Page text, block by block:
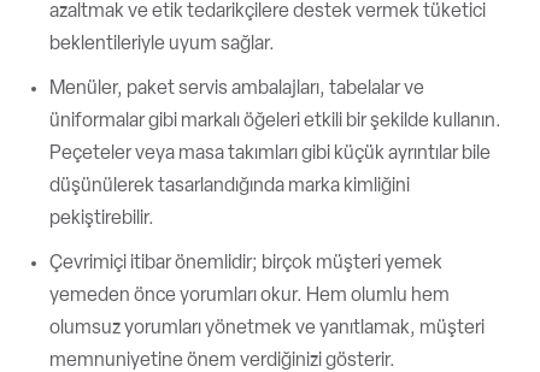
azaltmak ve etik tedarikçilere destek vermek tüketici
beklentileriyle uyum sağlar.
Menüler, paket servis ambalajları, tabelalar ve
üniformalar gibi markalı öğeleri etkili bir şekilde kullanın.
Peçeteler veya masa takımları gibi küçük ayrıntılar bile
düşünülerek tasarlandığında marka kimliğini
pekiştirebilir.
Çevrimiçi itibar önemlidir; birçok müşteri yemek
yemeden önce yorumları okur. Hem olumlu hem
olumsuz yorumları yönetmek ve yanıtlamak, müşteri
memnuniyetine önem verdiğinizi gösterir.